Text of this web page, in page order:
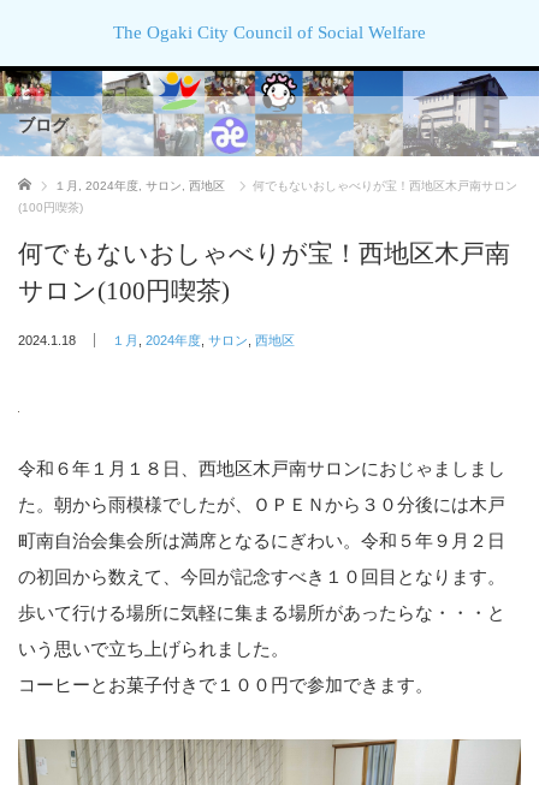
The Ogaki City Council of Social Welfare
ブログ
ホーム １月 2024年度 サロン 西地区
何でもないおしゃべりが宝！西地区木戸南サロン
(100円喫茶)
何でもないおしゃべりが宝！西地区木戸南
サロン(100円喫茶)
2024.1.18 １月 2024年度 サロン 西地区
令和６年１月１８日、西地区木戸南サロンにおじゃましまし
た。朝から雨模様でしたが、ＯＰＥＮから３０分後には木戸
町南自治会集会所は満席となるにぎわい。令和５年９月２日
の初回から数えて、今回が記念すべき１０回目となります。
歩いて行ける場所に気軽に集まる場所があったらな・・・と
いう思いで立ち上げられました。
コーヒーとお菓子付きで１００円で参加できます。